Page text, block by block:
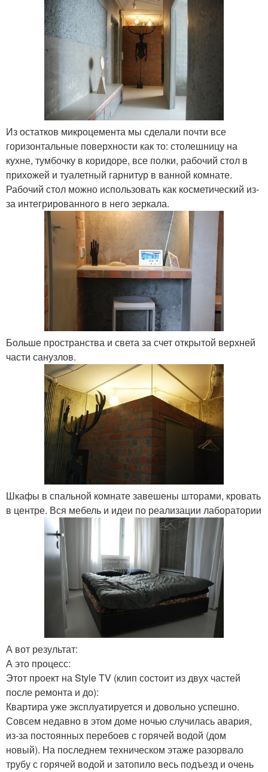
Из остатков микроцемента мы сделали почти все
горизонтальные поверхности как то: столешницу на
кухне, тумбочку в коридоре, все полки, рабочий стол в
прихожей и туалетный гарнитур в ванной комнате.
Рабочий стол можно использовать как косметический из-
за интегрированного в него зеркала.
Больше пространства и света за счет открытой верхней
части санузлов.
Шкафы в спальной комнате завешены шторами, кровать
в центре. Вся мебель и идеи по реализации лаборатории
А вот результат:
А это процесс:
Этот проект на Style TV (клип состоит из двух частей
после ремонта и до):
Квартира уже эксплуатируется и довольно успешно.
Совсем недавно в этом доме ночью случилась авария,
из-за постоянных перебоев с горячей водой (дом
новый). На последнем техническом этаже разорвало
трубу с горячей водой и затопило весь подъезд и очень